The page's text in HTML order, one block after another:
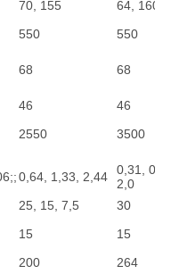
70, 155
64, 160
550
550
68
68
46
46
2550
3500
0,64, 1,33, 2,44
0,31,
2,0
25, 15, 7,5
30
15
15
200
264